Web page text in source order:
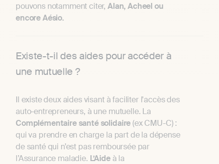
pouvons notamment citer, Alan, Acheel ou
encore Aésio.
Existe-t-il des aides pour accéder à
une mutuelle ?
Il existe deux aides visant à faciliter l'accès des
auto-entrepreneurs, à une mutuelle. La
Complémentaire santé solidaire(ex CMU-C) :
qui va prendre en charge la part de la dépense
de santé qui n’est pas remboursée par
l’Assurance maladie. L’Aideà la